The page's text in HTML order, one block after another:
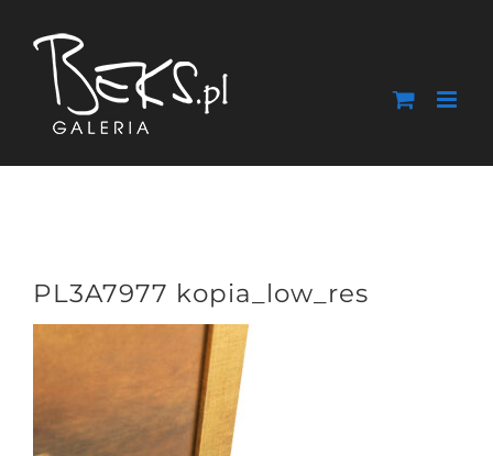
zawartości
PL3A7977 kopia_low_res